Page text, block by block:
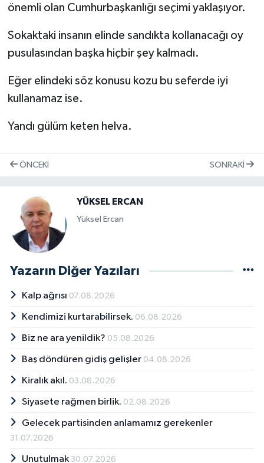
önemli olan Cumhurbaşkanlığı seçimi yaklaşıyor.
Sokaktaki insanın elinde sandıkta kollanacağı oy
pusulasından başka hiçbir şey kalmadı.
Eğer elindeki söz konusu kozu bu seferde iyi
kullanamaz ise.
Yandı gülüm keten helva.
ÖNCEKI SONRAKI
YÜKSEL ERCAN
Yüksel Ercan
Yazarın Diğer Yazıları
Kalp ağrısı 07.08.2026
Kendimizi kurtarabilirsek. 06.08.2026
Biz ne ara yenildik? 05.08.2026
Baş döndüren gidiş gelişler 04.08.2026
Kiralık akıl. 03.08.2026
Siyasete rağmen birlik. 02.08.2026
Gelecek partisinden anlamamız gerekenler
31.07.2026
Unutulmak 30.07.2026